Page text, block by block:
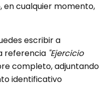
en cualquier momento,
escribir a
referencia "Ejercicio
completo, adjuntando
identificativo